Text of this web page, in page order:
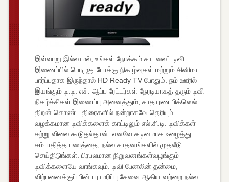
இவ்வாறு இல்லாமல், உங்கள் நோக்கம் சாடலைட் டிவி
இணைப்பில் பொழுது போக்கு நிக ழ்வுகள் மற்றும் சினிமா
பார்ப்பதாக இருந்தால் HD Ready TV போதும். நம் ஊரில்
இயங்கும் டி.டி. எச். ஆப்ப ரேட்டர்கள் நேரடியாகத் தரும் டிவி
நிகழ்ச்சிகள் இணைப்பு அனைத்தும், சாதாரண பிக்ஸெல்
திறன் கொண்ட திரைகளில் நன்றாகவே தெரியும்.
வழக்கமான டிவிக்களைக் காட்டிலும் எல்.சி.டி. டிவிக்கள்
சற்று விலை கூடுதல்தான். எனவே கடினமாக உழைத்து
சம்பாதித்த பணத்தை, நல்ல சாதனங்களில் முதலீடு
செய்திடுங்கள். பிரபலமான நிறுவனங்கள்வழங்கும்
டிவிக்களையே வாங்கவும். டிவி பேனலின் தன்மை,
விற்பனைக்குப் பின் பராமரிப்பு சேவை ஆகிய வற்றை நல்ல